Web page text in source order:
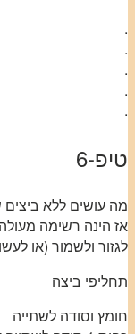
.
.
.
.
.
טיפ-6
מה עושים ללא
אז הינה רשימה
לגזור ולשמור (או
תחליפי ביצה
חומץ וסודה לשתייה